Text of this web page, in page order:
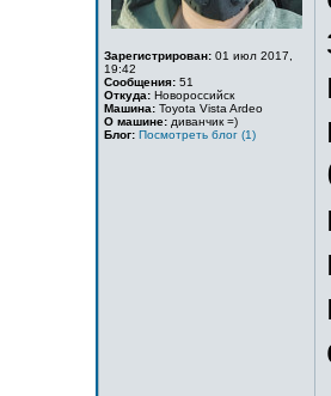
Зарегистрирован: 01 июл 2017,
19:42
Сообщения: 51
Откуда: Новороссийск
Машина: Toyota Vista Ardeo
О машине: диванчик =)
Блог: Посмотреть блог (1)